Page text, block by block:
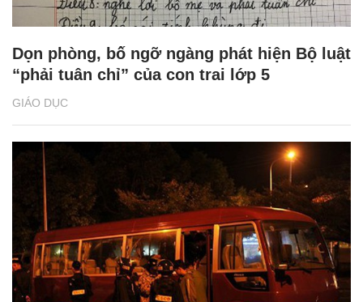
GIÁO DỤC
Dọn phòng, bố ngỡ ngàng phát hiện Bộ luật
“phải tuân chỉ” của con trai lớp 5